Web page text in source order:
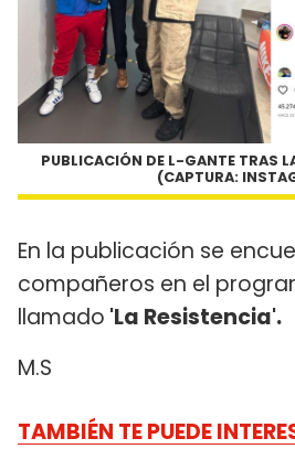
PUBLICACIÓN DE L-GANTE TRAS
(CAPTURA:
En la publicación se
compañeros en el
llamado 'La Resistencia'.
M.S
TAMBIÉN TE PUEDE